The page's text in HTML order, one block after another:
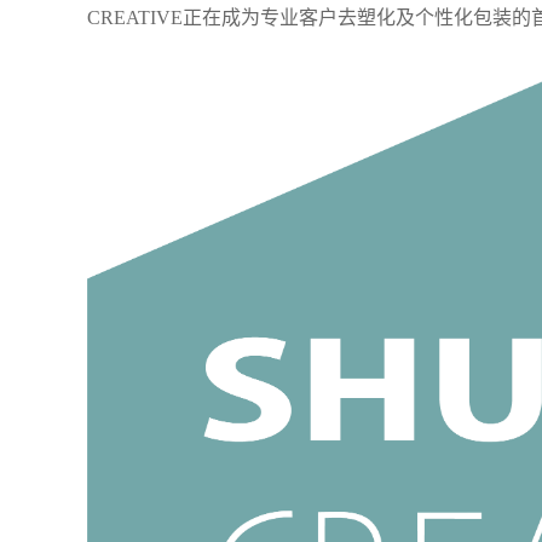
CREATIVE正在成为专业客户去塑化及个性化包装的